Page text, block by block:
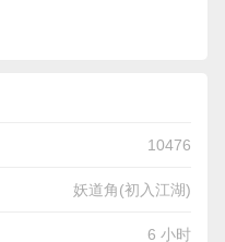
10476
妖道角(初入江湖)
6 小时